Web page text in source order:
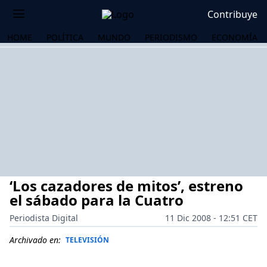
Contribuye
HOME POLÍTICA MUNDO PERIODISMO ECONOMÍA
‘Los cazadores de mitos’, estreno
el sábado para la Cuatro
Periodista Digital
11 Dic 2008 - 12:51 CET
Archivado en: TELEVISIÓN